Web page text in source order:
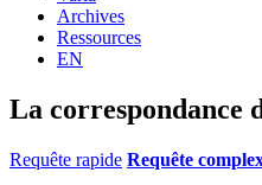
Archives
Ressources
EN
La correspondance
Requête rapide Requête